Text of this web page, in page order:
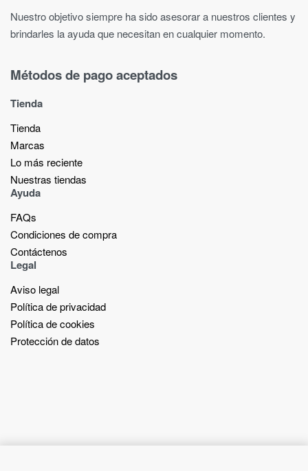
Nuestro objetivo siempre ha sido asesorar a nuestros clientes y
brindarles la ayuda que necesitan en cualquier momento.
Métodos de pago aceptados
Tienda
Tienda
Marcas
Lo más reciente​
Nuestras tiendas​
Ayuda
FAQs
Condiciones de compra
Contáctenos
Legal
Aviso legal
Política de privacidad
Política de cookies
Protección de datos